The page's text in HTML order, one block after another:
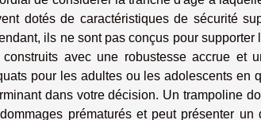
dotés de caractéristiques de sécurité
ils ne sont pas conçus pour
construits avec une robustesse accrue et
pour les adultes ou les adolescents en
dans votre décision. Un trampoline
prématurés et peut présenter